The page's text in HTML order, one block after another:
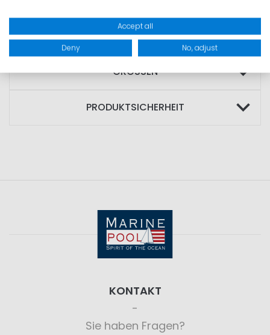
Beschichtung: 100% PE
GRÖSSEN
PRODUKTSICHERHEIT
KONTAKT
Sie haben Fragen?
Accept all
Deny No, adjust